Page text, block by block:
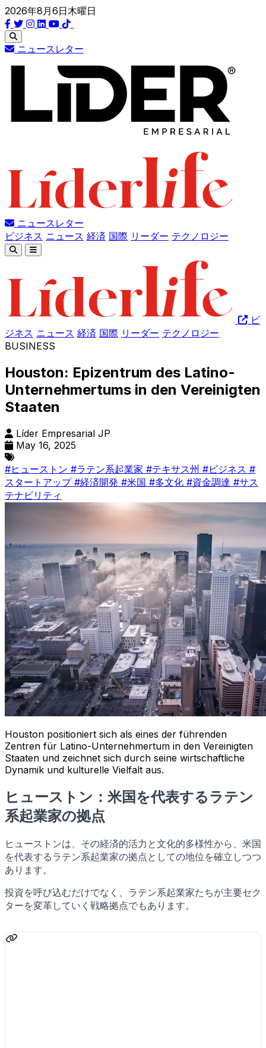
2026年8月6日木曜日
ニュースレター
ニュースレター
ビジネス ニュース 経済 国際 リーダー テクノロジー
ビ
ジネス ニュース 経済 国際 リーダー テクノロジー
BUSINESS
Houston: Epizentrum des Latino-
Unternehmertums in den Vereinigten
Staaten
Líder Empresarial JP
May 16, 2025
#ヒューストン #ラテン系起業家 #テキサス州 #ビジネス #
スタートアップ #経済開発 #米国 #多文化 #資金調達 #サス
テナビリティ
Houston positioniert sich als eines der führenden
Zentren für Latino-Unternehmertum in den Vereinigten
Staaten und zeichnet sich durch seine wirtschaftliche
Dynamik und kulturelle Vielfalt aus.
ヒューストン：米国を代表するラテン
系起業家の拠点
ヒューストンは、その経済的活力と文化的多様性から、米国
を代表するラテン系起業家の拠点としての地位を確立しつつ
あります。
投資を呼び込むだけでなく、ラテン系起業家たちが主要セク
ターを変革していく戦略拠点でもあります。